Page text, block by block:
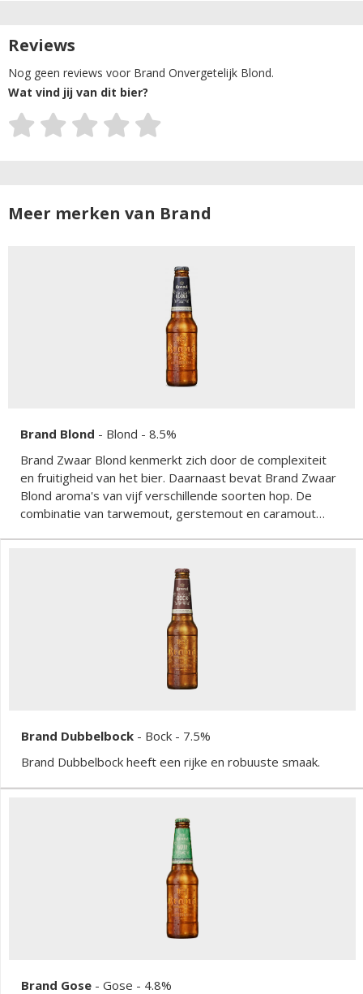
Reviews
Nog geen reviews voor Brand Onvergetelijk Blond.
Wat vind jij van dit bier?
Meer merken van Brand
Brand Blond - Blond - 8.5%
Brand Zwaar Blond kenmerkt zich door de complexiteit
en fruitigheid van het bier. Daarnaast bevat Brand Zwaar
Blond aroma's van vijf verschillende soorten hop. De
combinatie van tarwemout, gerstemout en caramout
Brand Dubbelbock - Bock - 7.5%
Brand Dubbelbock heeft een rijke en robuuste smaak.
Brand Gose - Gose - 4.8%